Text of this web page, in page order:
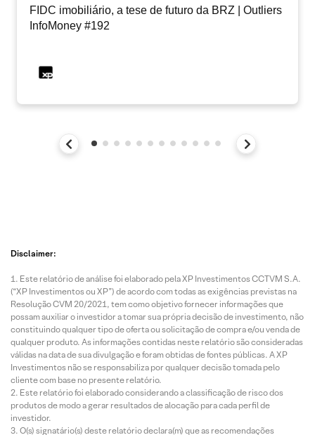
FIDC imobiliário, a tese de futuro da BRZ | Outliers
InfoMoney #192
Disclaimer:
Este relatório de análise foi elaborado pela XP Investimentos CCTVM S.A.
(“XP Investimentos ou XP”) de acordo com todas as exigências previstas na
Resolução CVM 20/2021, tem como objetivo fornecer informações que
possam auxiliar o investidor a tomar sua própria decisão de investimento, não
constituindo qualquer tipo de oferta ou solicitação de compra e/ou venda de
qualquer produto. As informações contidas neste relatório são consideradas
válidas na data de sua divulgação e foram obtidas de fontes públicas. A XP
Investimentos não se responsabiliza por qualquer decisão tomada pelo
cliente com base no presente relatório.
Este relatório foi elaborado considerando a classificação de risco dos
produtos de modo a gerar resultados de alocação para cada perfil de
investidor.
O(s) signatário(s) deste relatório declara(m) que as recomendações